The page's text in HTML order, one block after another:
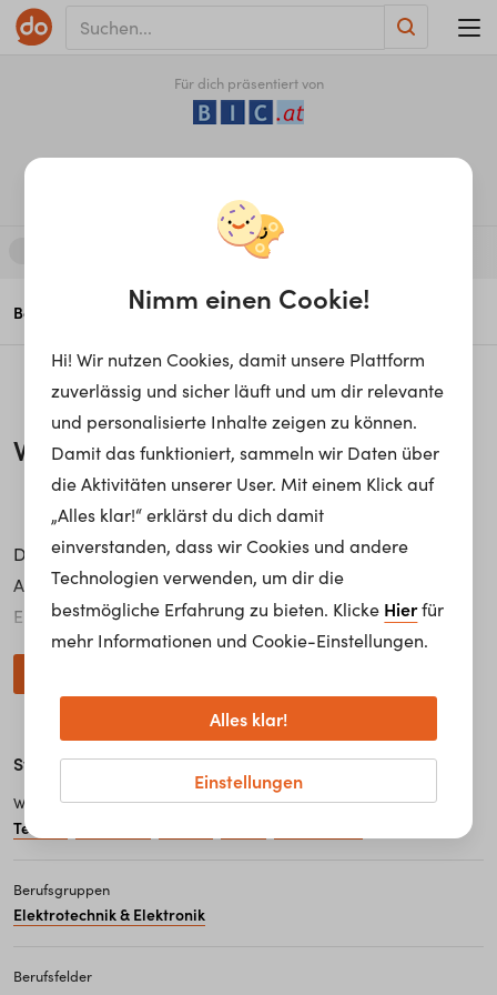
Für dich präsentiert von
Berufsinfo Videostories25 Aus- & Weiterbildung
Wie werde ichAn­triebs­tech­ni­ker*in?
Die Antriebstechnik ist ein Bereich der Elektrotechnik.
Antriebstechniker*innen (spezialisierte
Elektrotechniker*innen) entwickeln, bauen, warten und
reparieren elektrotechnische Antriebssysteme wie z. B.
und dergleichen mehr. Außerdem entwickeln sie
elektrotechnische Regelungen, Baugruppen und
Komponenten der Leistungselektronik.
Antriebstechniker*innen arbeiten in Werkstätten und
Produktionshallen von Gewerbe- und Industriebetrieben
Berufskolleg*innen und anderen technischen Fachkräften
und Spezialist*innen.
Steckbrief
Wichtige Schulfächer
Technik
Berufsgruppen
Elektrotechnik & Elektronik
Berufsfelder
Nimm einen Cookie!
Hi! Wir nutzen Cookies, damit unsere Plattform
zuverlässig und sicher läuft und um dir relevante
und personalisierte Inhalte zeigen zu können.
Damit das funktioniert, sammeln wir Daten über
die Aktivitäten unserer User. Mit einem Klick auf
„Alles klar!“ erklärst du dich damit
einverstanden, dass wir Cookies und andere
Technologien verwenden, um dir die
bestmögliche Erfahrung zu bieten. Klicke Hierfür
mehr Informationen und Cookie-Einstellungen.
Einstellungen
Alles klar!